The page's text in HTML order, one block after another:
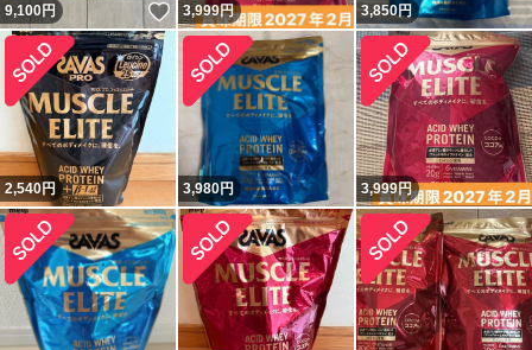
9,100円 いいね！
3,999円 3,850円
2,540円 3,980円 3,999円